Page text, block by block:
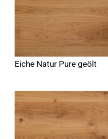
Eiche Natur Pure geölt